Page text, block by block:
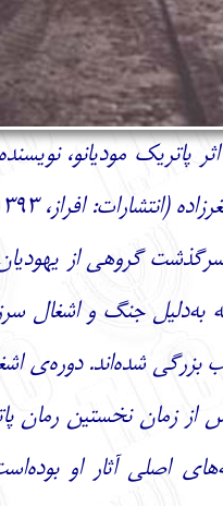
پاتریک مودیانو،
گروهی از یهودیان
جنگ و اشغال
شده‌اند. دوره‌ی
از زمان نخستین رمان
اصلی آثار او